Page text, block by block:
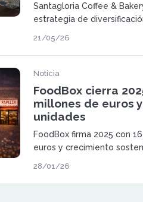
Santagloria Coffee &
estrategia de
catering, una línea
el crecimiento de su red
mediante la captación de
corporativos y particulares.
21/05/26
Noticia
FoodBox cierra
millones de euros
unidades
FoodBox firma 2025 con
euros y crecimiento
28/01/26